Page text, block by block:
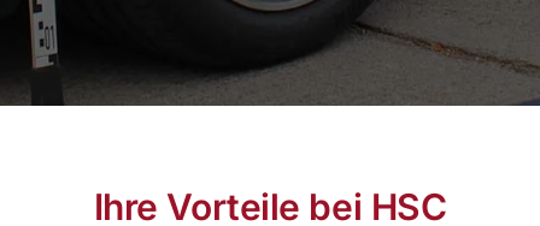
Ihre Vorteile bei HSC